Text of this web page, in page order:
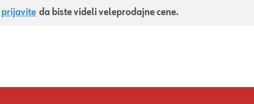
prijavite da biste videli veleprodajne cene.